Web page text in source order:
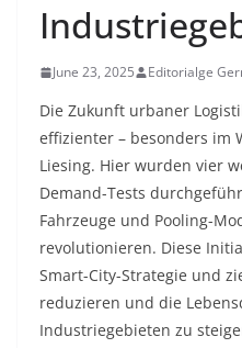
June 23, 2025 Editorialge
Die Zukunft urbaner
effizienter – besonders im
Liesing. Hier wurden vier
Demand-Tests
Fahrzeuge und Pooling-
revolutionieren. Diese
Smart-City-Strategie und
reduzieren und die
Industriegebieten zu